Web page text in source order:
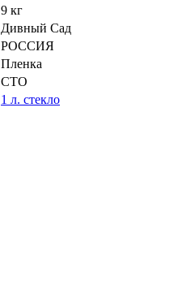
9 кг
Дивный Сад
РОССИЯ
Пленка
СТО
1 л. стекло